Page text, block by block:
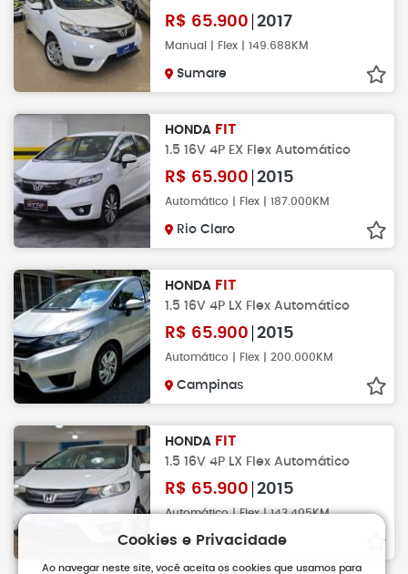
R$ 65.900 2017
Manual | Flex | 149.688KM
Sumare
HONDA FIT
1.5 16V 4P EX Flex Automático
R$ 65.900 2015
Automático | Flex | 187.000KM
Rio Claro
HONDA FIT
1.5 16V 4P LX Flex Automático
R$ 65.900 2015
Automático | Flex | 200.000KM
Campinas
HONDA FIT
1.5 16V 4P LX Flex Automático
R$ 65.900 2015
Automático | Flex | 143.405KM
Nova Odessa
Cookies e Privacidade
Ao navegar neste site, você aceita os cookies que usamos para